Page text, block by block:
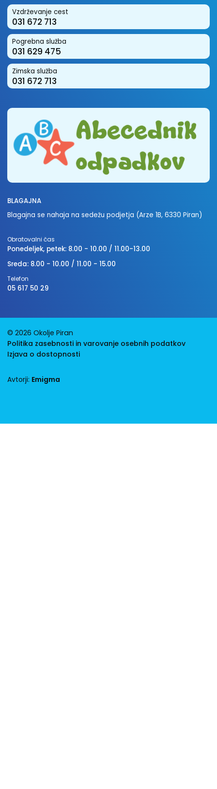
Vzdrževanje cest
031 672 713
Pogrebna služba
031 629 475
Zimska služba
031 672 713
BLAGAJNA
Blagajna se nahaja na sedežu podjetja (Arze 1B, 6330 Piran)
Obratovalni čas
Ponedeljek, petek: 8.00 - 10.00 / 11.00-13.00
Sreda: 8.00 - 10.00 / 11.00 - 15.00
Telefon
05 617 50 29
© 2026 Okolje Piran
Politika zasebnosti in varovanje osebnih podatkov
Izjava o dostopnosti
Avtorji: Emigma